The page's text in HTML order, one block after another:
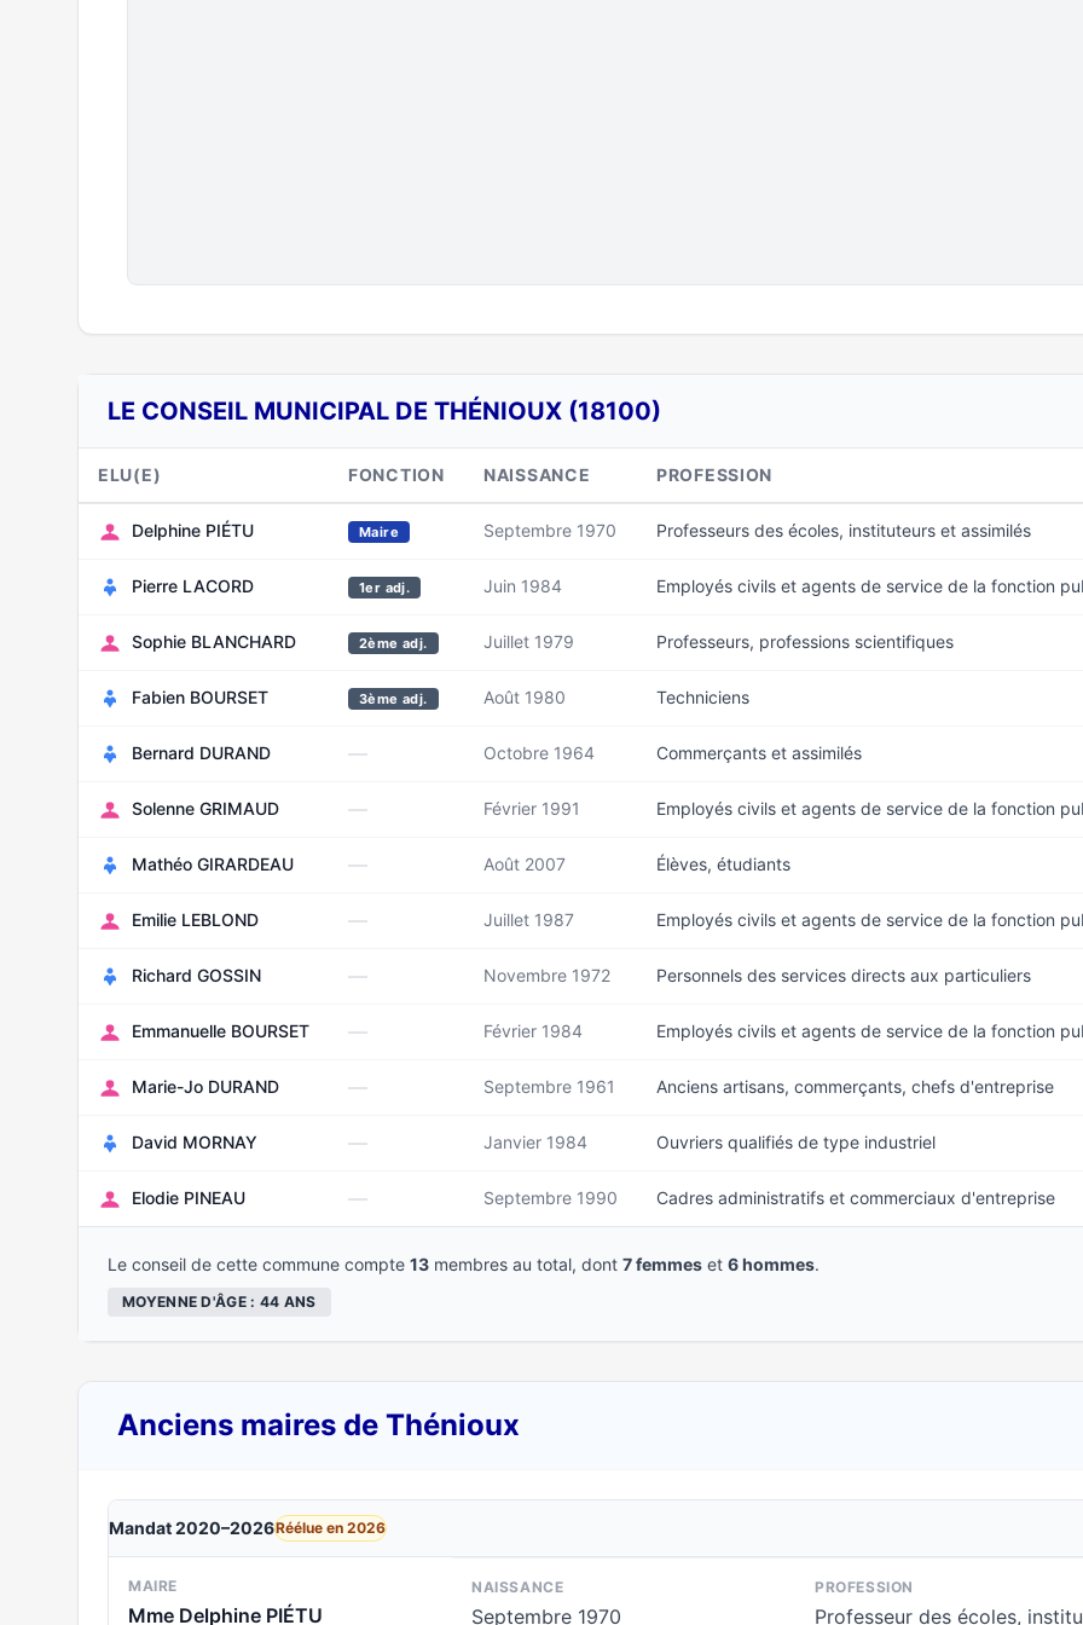
LE CONSEIL MUNICIPAL DE THÉNIOUX (18100)
ELU(E) FONCTION NAISSANCE PROFESSION
Delphine PIÉTU Maire Septembre 1970 Professeurs des écoles, instituteurs et assimilés
Pierre LACORD 1er adj. Juin 1984 Employés civils et agents de service de la fonction
Sophie BLANCHARD 2ème adj. Juillet 1979 Professeurs, professions scientifiques
Fabien BOURSET 3ème adj. Août 1980 Techniciens
Bernard DURAND — Octobre 1964 Commerçants et assimilés
Solenne GRIMAUD — Février 1991 Employés civils et agents de service de la fonction
Mathéo GIRARDEAU — Août 2007 Élèves, étudiants
Emilie LEBLOND — Juillet 1987 Employés civils et agents de service de la fonction
Richard GOSSIN — Novembre 1972 Personnels des services directs aux particuliers
Emmanuelle BOURSET — Février 1984 Employés civils et agents de service de la fonction
Marie-Jo DURAND — Septembre 1961 Anciens artisans, commerçants, chefs d'entreprise
David MORNAY — Janvier 1984 Ouvriers qualifiés de type industriel
Elodie PINEAU — Septembre 1990 Cadres administratifs et commerciaux d'entreprise
Le conseil de cette commune compte 13 membres au total, dont 7 femmes et 6 hommes.
MOYENNE D'ÂGE : 44 ANS
Anciens maires de Thénioux
Mandat 2020–2026Réélue en 2026
MAIRE
Mme Delphine PIÉTU
NAISSANCE
Septembre 1970
PROFESSION
Professeur des écoles,